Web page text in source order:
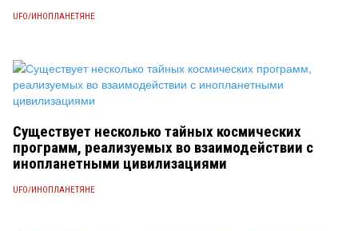
UFO/ИНОПЛАНЕТЯНЕ
Существует несколько тайных космических
программ, реализуемых во взаимодействии с
инопланетными цивилизациями
UFO/ИНОПЛАНЕТЯНЕ